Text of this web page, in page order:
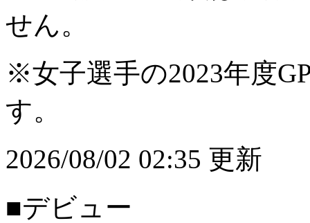
せん。
※女子選手の2023年度
す。
2026/08/02 02:35 更新
■デビュー